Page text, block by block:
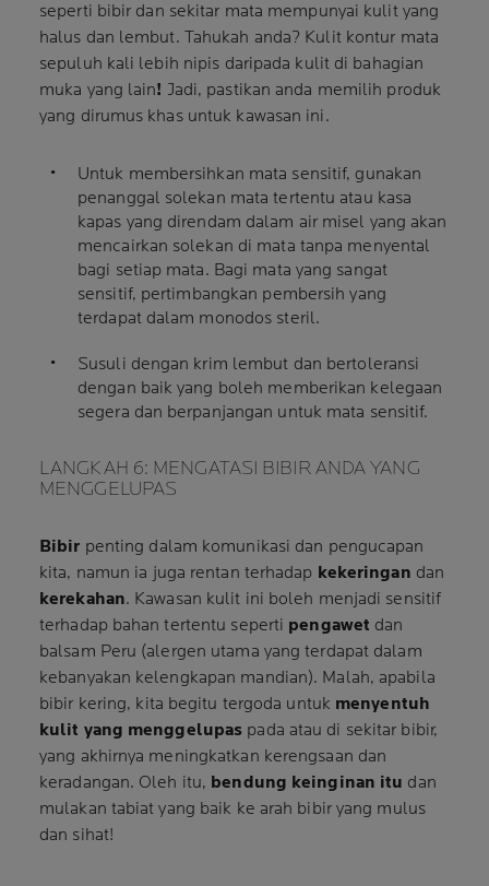
seperti bibir dan sekitar mata mempunyai kulit yang
halus dan lembut. Tahukah anda? Kulit kontur mata
sepuluh kali lebih nipis daripada kulit di bahagian
muka yang lain! Jadi, pastikan anda memilih produk
yang dirumus khas untuk kawasan ini.
Untuk membersihkan mata sensitif, gunakan
penanggal solekan mata tertentu atau kasa
kapas yang direndam dalam air misel yang akan
mencairkan solekan di mata tanpa menyental
bagi setiap mata. Bagi mata yang sangat
sensitif, pertimbangkan pembersih yang
terdapat dalam monodos steril.
Susuli dengan krim lembut dan bertoleransi
dengan baik yang boleh memberikan kelegaan
segera dan berpanjangan untuk mata sensitif.
LANGKAH 6: MENGATASI BIBIR ANDA YANG
MENGGELUPAS
Bibir penting dalam komunikasi dan pengucapan
kita, namun ia juga rentan terhadap kekeringan dan
kerekahan. Kawasan kulit ini boleh menjadi sensitif
terhadap bahan tertentu seperti pengawet dan
balsam Peru (alergen utama yang terdapat dalam
kebanyakan kelengkapan mandian). Malah, apabila
bibir kering, kita begitu tergoda untuk menyentuh
kulit yang menggelupas pada atau di sekitar bibir,
yang akhirnya meningkatkan kerengsaan dan
keradangan. Oleh itu, bendung keinginan itu dan
mulakan tabiat yang baik ke arah bibir yang mulus
dan sihat!